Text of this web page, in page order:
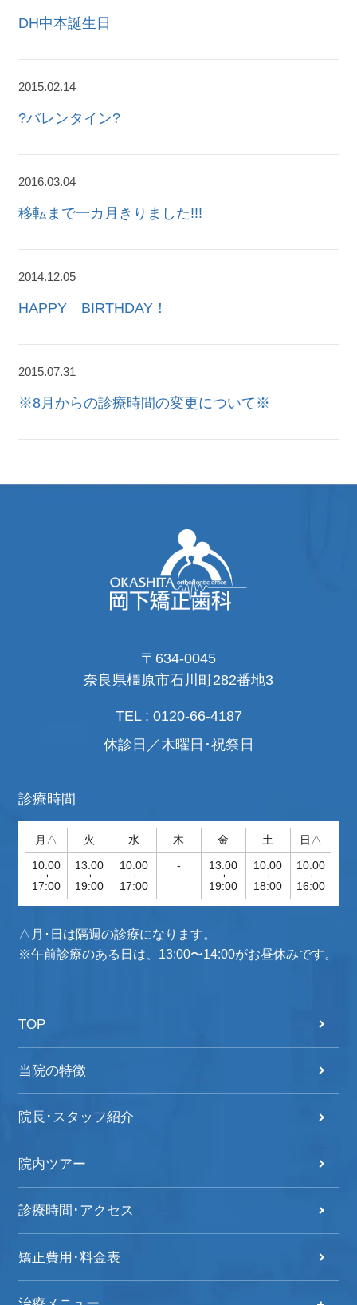
DH中本誕生日
2015.02.14
?バレンタイン?
2016.03.04
移転まで一カ月きりました!!!
2014.12.05
HAPPY BIRTHDAY！
2015.07.31
※8月からの診療時間の変更について※
〒634-0045
奈良県橿原市石川町282番地3
TEL : 0120-66-4187
休診日／木曜日･祝祭日
診療時間
月△ 火 水 木 金 土 日△
10:00
17:00
13:00
19:00
10:00
17:00
- 13:00
19:00
10:00
18:00
10:00
16:00
△月･日は隔週の診療になります。
※午前診療のある日は、13:00〜14:00がお昼休みです。
TOP
当院の特徴
院長･スタッフ紹介
院内ツアー
診療時間･アクセス
矯正費用･料金表